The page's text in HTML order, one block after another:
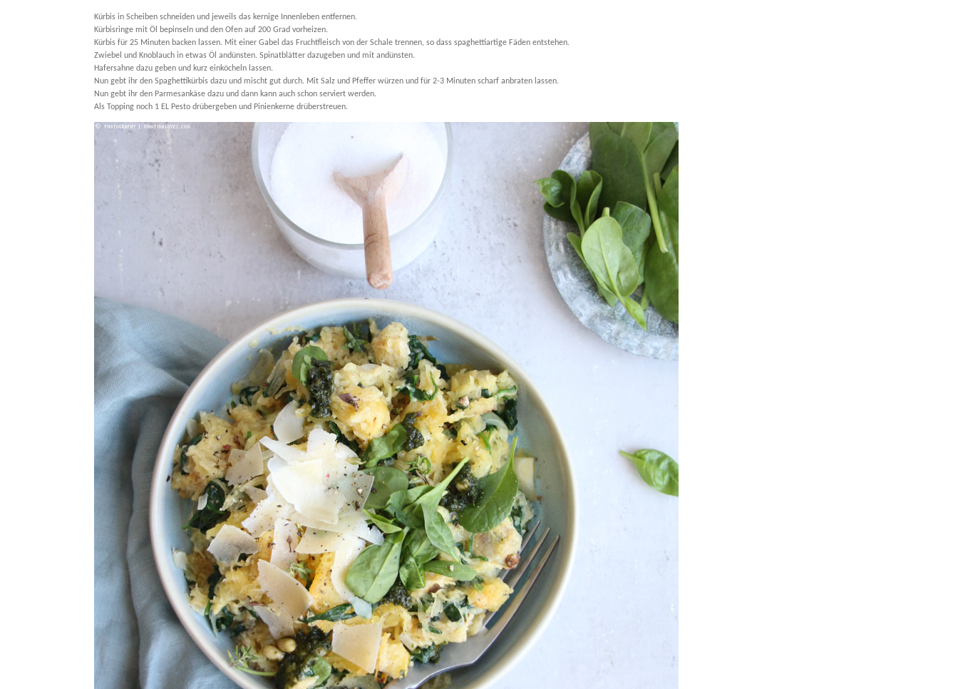
Kürbis in Scheiben schneiden und jeweils das kernige Innenleben entfernen.
Kürbisringe mit Öl bepinseln und den Ofen auf 200 Grad vorheizen.
Kürbis für 25 Minuten backen lassen. Mit einer Gabel das Fruchtfleisch von der Schale trennen, so dass spaghettiartige Fäden entstehen.
Zwiebel und Knoblauch in etwas Öl andünsten. Spinatblätter dazugeben und mit andünsten.
Hafersahne dazu geben und kurz einköcheln lassen.
Nun gebt ihr den Spaghettikürbis dazu und mischt gut durch. Mit Salz und Pfeffer würzen und für 2-3 Minuten scharf anbraten lassen.
Nun gebt ihr den Parmesankäse dazu und dann kann auch schon serviert werden.
Als Topping noch 1 EL Pesto drübergeben und Pinienkerne drüberstreuen.